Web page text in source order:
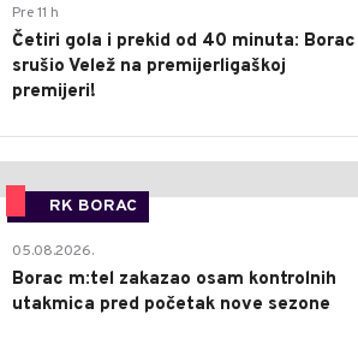
Pre 11 h
Četiri gola i prekid od 40 minuta: Borac
srušio Velež na premijerligaškoj
premijeri!
RK BORAC
05.08.2026.
Borac m:tel zakazao osam kontrolnih
utakmica pred početak nove sezone